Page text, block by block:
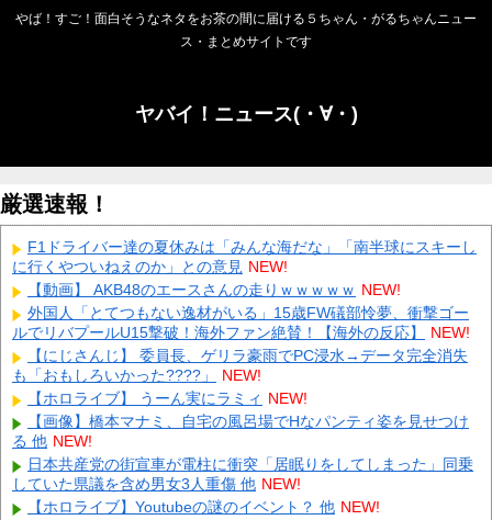
やば！すご！面白そうなネタをお茶の間に届ける５ちゃん・がるちゃんニュー
ス・まとめサイトです
ヤバイ！ニュース(・∀・)
厳選速報！
F1ドライバー達の夏休みは「みんな海だな」「南半球にスキーし
に行くやついねえのか」との意見 NEW!
【動画】 AKB48のエースさんの走りｗｗｗｗｗ NEW!
外国人「とてつもない逸材がいる」15歳FW礒部怜夢、衝撃ゴー
ルでリバプールU15撃破！海外ファン絶賛！【海外の反応】
NEW!
【にじさんじ】 委員長、ゲリラ豪雨でPC浸水→データ完全消失
も「おもしろいかった????」
NEW!
【ホロライブ】 うーん実にラミィ NEW!
【画像】橋本マナミ、自宅の風呂場でHなパンティ姿を見せつけ
る 他 NEW!
日本共産党の街宣車が電柱に衝突「居眠りをしてしまった」同乗
していた県議を含め男女3人重傷 他 NEW!
【ホロライブ】Youtubeの謎のイベント？ 他 NEW!